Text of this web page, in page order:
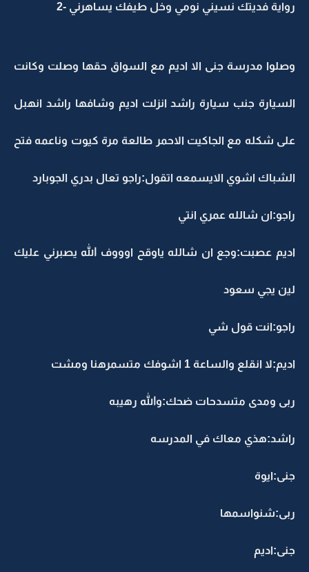
رواية فديتك نسيني نومي وخل طيفك يساهرني -2
وصلوا مدرسة جنى الا اديم مع السواق حقها وصلت وكانت
السيارة جنب سيارة راشد انزلت اديم وشافها راشد انهبل
على شكله مع الجاكيت الاحمر طالعة مرة كيوت وناعمه فتح
الشباك اشوي الايسمعه اتقول:راجو تعال بدري الجوبارد
راجو:ان شالله عمري انتي
اديم عصبت:وجع ان شالله ياوقح اوووف الله يصبرني عليك
لين يجي سعود
راجو:انت قول شي
اديم:لا انقلع والساعة 1 اشوفك متسمرهنا ومشت
ربى ومدى متسدحات ضحك:والله رهيبه
راشد:هذي معاك في المدرسه
جنى:ايوة
ربى:شنواسمها
جنى:اديم